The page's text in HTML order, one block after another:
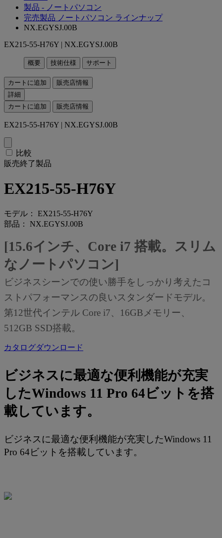
製品 - ノートパソコン
完売製品 ノートパソコン ラインナップ
NX.EGYSJ.00B
EX215-55-H76Y | NX.EGYSJ.00B
概要 技術仕様 サポート
カートに追加
販売店情報
詳細
カートに追加
販売店情報
EX215-55-H76Y | NX.EGYSJ.00B
比較
販売終了製品
EX215-55-H76Y
モデル： EX215-55-H76Y
部品： NX.EGYSJ.00B
[15.6インチ、Core i7 搭載。スリム
なノートパソコン]
ビジネスシーンでの使い勝手をしっかり考えたコ
ストパフォーマンスの良いスタンダードモデル。
第12世代インテル Core i7、16GBメモリー、
512GB SSD搭載。
カタログダウンロード
ビジネスに最適な便利機能が充実
したWindows 11 Pro 64ビットを搭
載しています。
ビジネスに最適な便利機能が充実したWindows 11
Pro 64ビットを搭載しています。